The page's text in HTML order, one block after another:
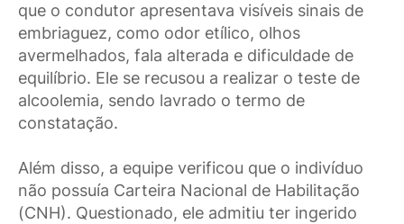
que o condutor apresentava visíveis sinais de
embriaguez, como odor etílico, olhos
avermelhados, fala alterada e dificuldade de
equilíbrio. Ele se recusou a realizar o teste de
alcoolemia, sendo lavrado o termo de
constatação.
Além disso, a equipe verificou que o indivíduo
não possuía Carteira Nacional de Habilitação
(CNH). Questionado, ele admitiu ter ingerido